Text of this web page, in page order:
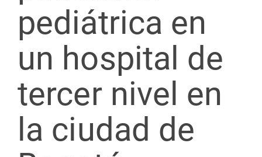
pediátrica en
un hospital de
tercer nivel en
la ciudad de